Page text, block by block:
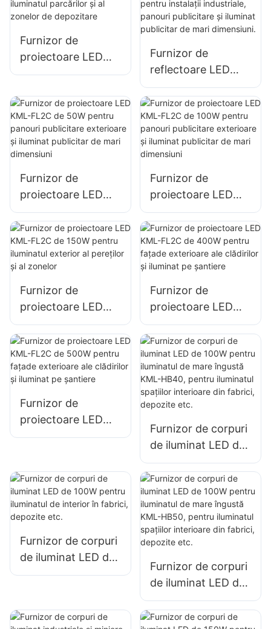
clădirilor și iluminat
deschise
șantierelor de
construcții
Furnizor de
proiectoare LED
KML-FL05 de 150
parcărilor și al
zonelor de
depozitare
Furnizor de
reflectoare LED
KML-FL05 de 240
W, potrivite pentru
instalații industriale,
panouri publicitare
și iluminat publicitar
Furnizor de
proiectoare LED
KML-FL2C de 50W
pentru panouri
publicitare
exterioare și
de mari dimensiuni
Furnizor de
proiectoare LED
KML-FL2C de 100W
pentru panouri
publicitare
exterioare și
de mari dimensiuni
Furnizor de
proiectoare LED
KML-FL2C de 150W
pentru iluminatul
exterior al pereților
și al zonelor
Furnizor de
proiectoare LED
KML-FL2C de
400W pentru
fațade exterioare
ale clădirilor și
iluminat pe șantiere
Furnizor de
proiectoare LED
KML-FL2C de
fațade exterioare
ale clădirilor și
iluminat pe șantiere
Furnizor de corpuri
de iluminat LED de
100W pentru
iluminatul de mare
îngustă KML-HB40,
pentru iluminatul
spațiilor interioare
din fabrici,
depozite etc.
Furnizor de corpuri
de iluminat LED de
100W pentru
interior în fabrici,
depozite etc.
Furnizor de corpuri
de iluminat LED de
100W pentru
iluminatul de mare